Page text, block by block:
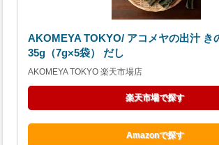
AKOMEYA TOKYO/ アコメヤの出汁 き
35g（7g×5袋） だし
AKOMEYA TOKYO 楽天市場店
楽天市場で探す
Amazonで探す